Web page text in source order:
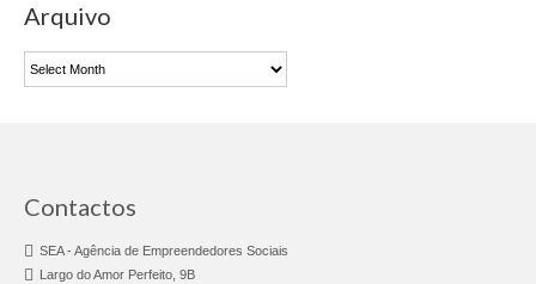
Animação Territorial
GAL SINTRA URBAN
CLDS Invest3Gerações
ChefAfrica
Arquivo
Contactos
SEA - Agência de Empreendedores Sociais
Largo do Amor Perfeito, 9B